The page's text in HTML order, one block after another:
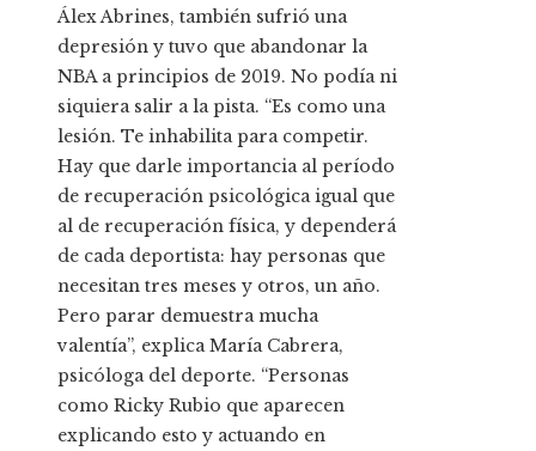
Álex Abrines, también sufrió una
depresión y tuvo que abandonar la
NBA a principios de 2019. No podía ni
siquiera salir a la pista. “Es como una
lesión. Te inhabilita para competir.
Hay que darle importancia al período
de recuperación psicológica igual que
al de recuperación física, y dependerá
de cada deportista: hay personas que
necesitan tres meses y otros, un año.
Pero parar demuestra mucha
valentía”, explica María Cabrera,
psicóloga del deporte. “Personas
como Ricky Rubio que aparecen
explicando esto y actuando en